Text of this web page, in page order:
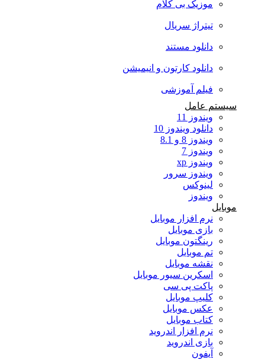
موزیک بی کلام
تیتراژ سریال
دانلود مستند
دانلود کارتون و انیمیشن
فیلم آموزشی
سیستم عامل
ویندوز 11
دانلود ویندوز 10
ویندوز 8 و 8.1
ویندوز 7
ویندوز xp
ویندوز سرور
لینوکس
ویندوز
موبایل
نرم افزار موبایل
بازی موبایل
رینگتون موبایل
تم موبایل
نقشه موبایل
اسکرین سیور موبایل
پاکت پی سی
کلیپ موبایل
عکس موبایل
کتاب موبایل
نرم افزار اندروید
بازی اندروید
آیفون